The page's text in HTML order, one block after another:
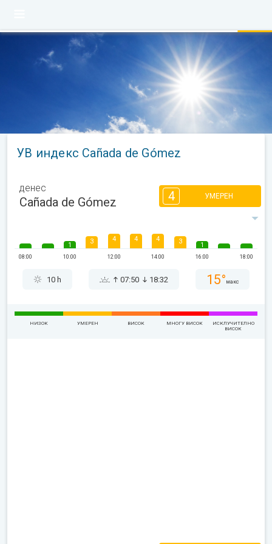
УВ индекс Cañada de Gómez
денес
Cañada de Gómez 4 УМЕРЕН
08:00
1
10:00
3 4
12:00
4 4
14:00
3 1
16:00 18:00
10 h 07:50 18:32 15° макс
НИЗОК УМЕРЕН ВИСОК МНОГУ ВИСОК
ИСКЛУЧИТЕЛНО
ВИСОК